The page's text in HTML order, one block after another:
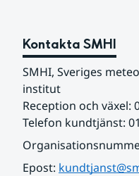
Kontakta SMHI
SMHI, Sveriges
institut
Reception och växel:
Telefon kundtjänst:
Epost: